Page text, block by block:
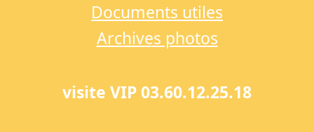
Documents utiles
Archives photos
visite VIP 03.60.12.25.18